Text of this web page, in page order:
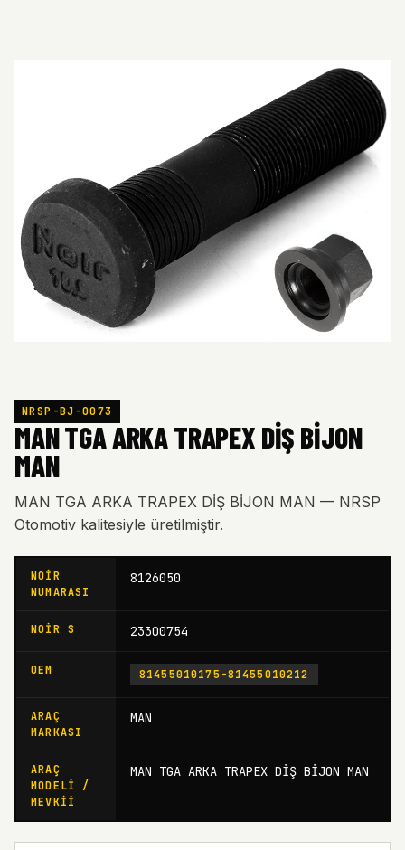
NRSP-BJ-0073
MAN TGA ARKA TRAPEX DİŞ BİJON
MAN
MAN TGA ARKA TRAPEX DİŞ BİJON MAN — NRSP
Otomotiv kalitesiyle üretilmiştir.
NOIR
NUMARASI
8126050
NOIR S 23300754
OEM 81455010175-81455010212
ARAÇ
MARKASI
MAN
ARAÇ
MODELI /
MEVKII
MAN TGA ARKA TRAPEX DİŞ BİJON MAN